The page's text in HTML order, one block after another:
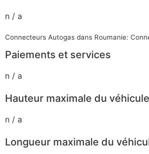
n / a
Connecteurs Autogas dans Roumanie:
Paiements et services
n / a
Hauteur maximale du véhicule
n / a
Longueur maximale du